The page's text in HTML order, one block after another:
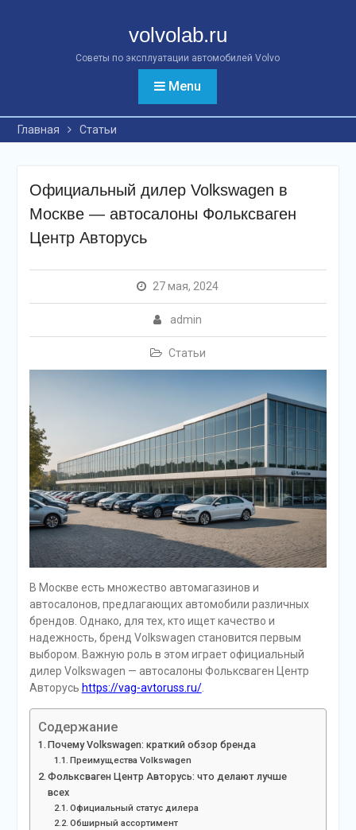
volvolab.ru
Советы по эксплуатации автомобилей Volvo
Menu
Главная Статьи
Официальный дилер Volkswagen в
Москве — автосалоны Фольксваген
Центр Авторусь
27 мая, 2024
admin
Статьи
В Москве есть множество автомагазинов и
автосалонов, предлагающих автомобили различных
брендов. Однако, для тех, кто ищет качество и
надежность, бренд Volkswagen становится первым
выбором. Важную роль в этом играет официальный
дилер Volkswagen — автосалоны Фольксваген Центр
Авторусь https://vag-avtoruss.ru/.
Содержание
Почему Volkswagen: краткий обзор бренда
Преимущества Volkswagen
Фольксваген Центр Авторусь: что делают лучше
всех
Официальный статус дилера
Обширный ассортимент